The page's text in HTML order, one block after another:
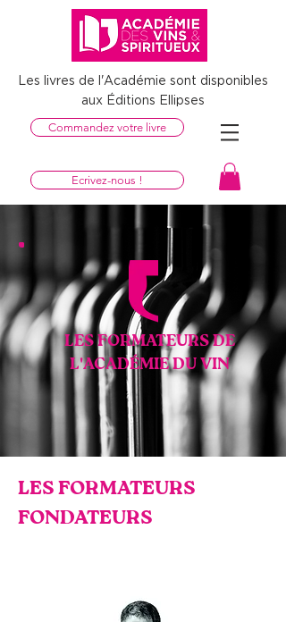
Les livres de l'Académie sont disponibles
aux Éditions Ellipses
Commandez votre livre
Ecrivez-nous !
LES FORMATEURS DE
L'ACADÉMIE DU VIN
LES FORMATEURS
FONDATEURS